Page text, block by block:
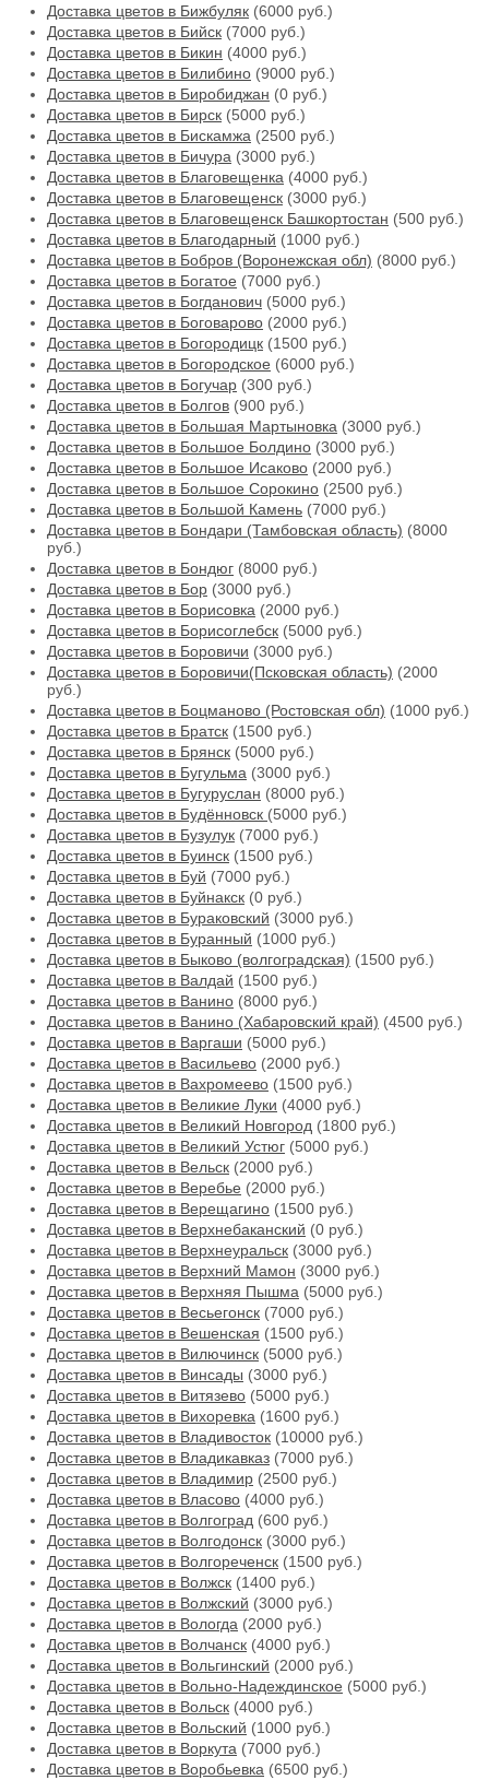
Доставка цветов в Бижбуляк (6000 руб.)
Доставка цветов в Бийск (7000 руб.)
Доставка цветов в Бикин (4000 руб.)
Доставка цветов в Билибино (9000 руб.)
Доставка цветов в Биробиджан (0 руб.)
Доставка цветов в Бирск (5000 руб.)
Доставка цветов в Бискамжа (2500 руб.)
Доставка цветов в Бичура (3000 руб.)
Доставка цветов в Благовещенка (4000 руб.)
Доставка цветов в Благовещенск (3000 руб.)
Доставка цветов в Благовещенск Башкортостан (500 руб.)
Доставка цветов в Благодарный (1000 руб.)
Доставка цветов в Бобров (Воронежская обл) (8000 руб.)
Доставка цветов в Богатое (7000 руб.)
Доставка цветов в Богданович (5000 руб.)
Доставка цветов в Боговарово (2000 руб.)
Доставка цветов в Богородицк (1500 руб.)
Доставка цветов в Богородское (6000 руб.)
Доставка цветов в Богучар (300 руб.)
Доставка цветов в Болгов (900 руб.)
Доставка цветов в Большая Мартыновка (3000 руб.)
Доставка цветов в Большое Болдино (3000 руб.)
Доставка цветов в Большое Исаково (2000 руб.)
Доставка цветов в Большое Сорокино (2500 руб.)
Доставка цветов в Большой Камень (7000 руб.)
Доставка цветов в Бондари (Тамбовская область) (8000
руб.)
Доставка цветов в Бондюг (8000 руб.)
Доставка цветов в Бор (3000 руб.)
Доставка цветов в Борисовка (2000 руб.)
Доставка цветов в Борисоглебск (5000 руб.)
Доставка цветов в Боровичи (3000 руб.)
Доставка цветов в Боровичи(Псковская область) (2000
руб.)
Доставка цветов в Боцманово (Ростовская обл) (1000 руб.)
Доставка цветов в Братск (1500 руб.)
Доставка цветов в Брянск (5000 руб.)
Доставка цветов в Бугульма (3000 руб.)
Доставка цветов в Бугуруслан (8000 руб.)
Доставка цветов в Будённовск (5000 руб.)
Доставка цветов в Бузулук (7000 руб.)
Доставка цветов в Буинск (1500 руб.)
Доставка цветов в Буй (7000 руб.)
Доставка цветов в Буйнакск (0 руб.)
Доставка цветов в Бураковский (3000 руб.)
Доставка цветов в Буранный (1000 руб.)
Доставка цветов в Быково (волгоградская) (1500 руб.)
Доставка цветов в Валдай (1500 руб.)
Доставка цветов в Ванино (8000 руб.)
Доставка цветов в Ванино (Хабаровский край) (4500 руб.)
Доставка цветов в Варгаши (5000 руб.)
Доставка цветов в Васильево (2000 руб.)
Доставка цветов в Вахромеево (1500 руб.)
Доставка цветов в Великие Луки (4000 руб.)
Доставка цветов в Великий Новгород (1800 руб.)
Доставка цветов в Великий Устюг (5000 руб.)
Доставка цветов в Вельск (2000 руб.)
Доставка цветов в Веребье (2000 руб.)
Доставка цветов в Верещагино (1500 руб.)
Доставка цветов в Верхнебаканский (0 руб.)
Доставка цветов в Верхнеуральск (3000 руб.)
Доставка цветов в Верхний Мамон (3000 руб.)
Доставка цветов в Верхняя Пышма (5000 руб.)
Доставка цветов в Весьегонск (7000 руб.)
Доставка цветов в Вешенская (1500 руб.)
Доставка цветов в Вилючинск (5000 руб.)
Доставка цветов в Винсады (3000 руб.)
Доставка цветов в Витязево (5000 руб.)
Доставка цветов в Вихоревка (1600 руб.)
Доставка цветов в Владивосток (10000 руб.)
Доставка цветов в Владикавказ (7000 руб.)
Доставка цветов в Владимир (2500 руб.)
Доставка цветов в Власово (4000 руб.)
Доставка цветов в Волгоград (600 руб.)
Доставка цветов в Волгодонск (3000 руб.)
Доставка цветов в Волгореченск (1500 руб.)
Доставка цветов в Волжск (1400 руб.)
Доставка цветов в Волжский (3000 руб.)
Доставка цветов в Вологда (2000 руб.)
Доставка цветов в Волчанск (4000 руб.)
Доставка цветов в Вольгинский (2000 руб.)
Доставка цветов в Вольно-Надеждинское (5000 руб.)
Доставка цветов в Вольск (4000 руб.)
Доставка цветов в Вольский (1000 руб.)
Доставка цветов в Воркута (7000 руб.)
Доставка цветов в Воробьевка (6500 руб.)